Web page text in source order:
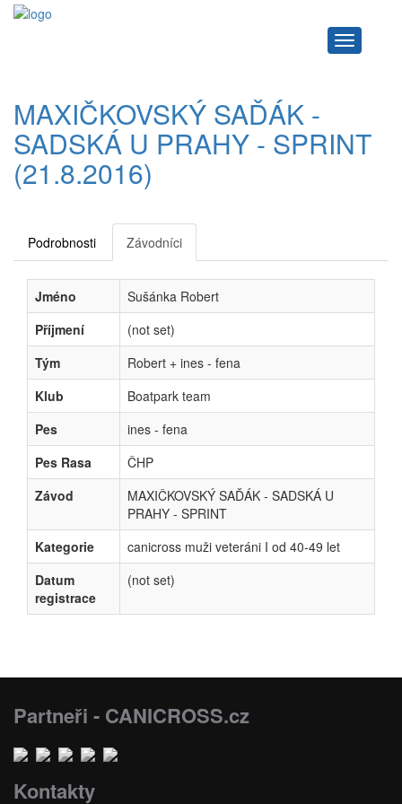
Navigace
MAXIČKOVSKÝ SAĎÁK -
SADSKÁ U PRAHY - SPRINT
(21.8.2016)
Podrobnosti Závodníci
Jméno
Sušánka Robert
Příjmení
(not set)
Tým
Robert + ines - fena
Klub
Boatpark team
Pes
ines - fena
Pes Rasa
ČHP
Závod
MAXIČKOVSKÝ SAĎÁK - SADSKÁ U
PRAHY - SPRINT
Kategorie
canicross muži veteráni I od 40-49 let
Datum
registrace
(not set)
Partneři - CANICROSS.cz
Kontakty